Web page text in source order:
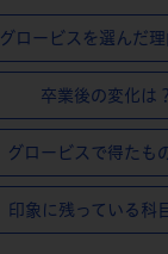
グロービスを選んだ理
卒業後の変化は？
グロービスで得たも
印象に残っている科